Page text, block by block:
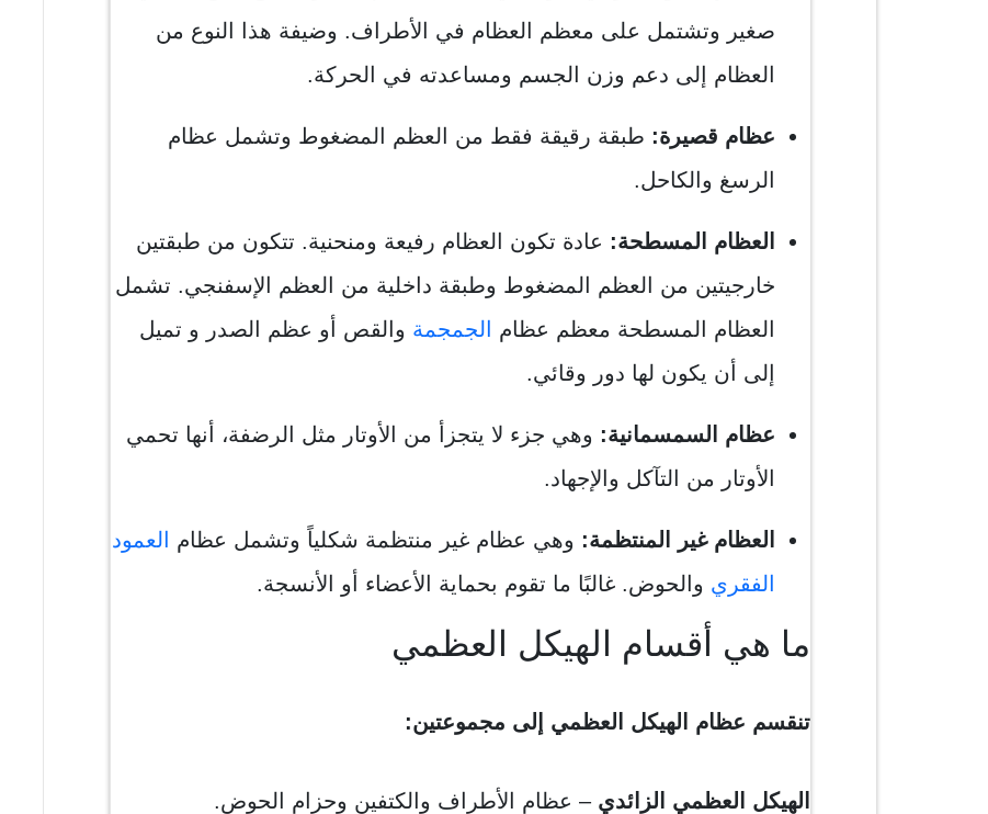
صغير وتشتمل على معظم العظام في الأطراف. وضيفة هذا النوع من
العظام إلى دعم وزن الجسم ومساعدته في الحركة.
عظام قصيرة: طبقة رقيقة فقط من العظم المضغوط وتشمل عظام
الرسغ والكاحل.
العظام المسطحة: عادة تكون العظام رفيعة ومنحنية. تتكون من طبقتين
خارجيتين من العظم المضغوط وطبقة داخلية من العظم الإسفنجي. تشمل
العظام المسطحة معظم عظام
الجمجمة والقص أو عظم الصدر و تميل
إلى أن يكون لها دور وقائي.
عظام السمسمانية: وهي جزء لا يتجزأ من الأوتار مثل الرضفة، أنها تحمي
الأوتار من التآكل والإجهاد.
العظام غير المنتظمة: وهي عظام غير منتظمة شكلياً وتشمل عظام العمود
الفقري والحوض. غالبًا ما تقوم بحماية الأعضاء أو الأنسجة.
ما هي أقسام الهيكل العظمي
تنقسم عظام الهيكل العظمي إلى مجموعتين:
الهيكل العظمي الزائدي – عظام الأطراف والكتفين وحزام الحوض.